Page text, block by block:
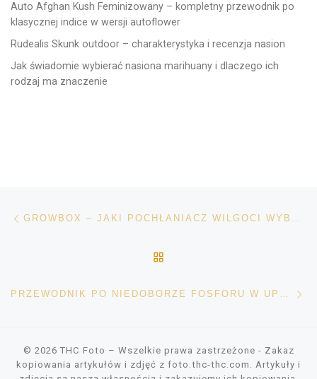
Auto Afghan Kush Feminizowany – kompletny przewodnik po
klasycznej indice w wersji autoflower
Rudealis Skunk outdoor – charakterystyka i recenzja nasion
Jak świadomie wybierać nasiona marihuany i dlaczego ich
rodzaj ma znaczenie
Nawigacja wpisu GROWBOX – JAKI POCHŁANIACZ WILGOCI WYBRAĆ?
PRZEWODNIK PO NIEDOBORZE FOSFORU W UPRAWIE KONOPI
© 2026THC Foto – Wszelkie prawa zastrzeżone - Zakaz
kopiowania artykułów i zdjęć z foto.thc-thc.com. Artykuły i